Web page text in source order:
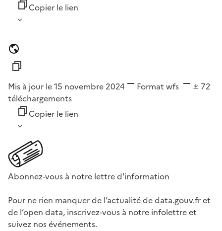
Copier le lien
Mis à jour le 15 novembre 2024 Format wfs
72
téléchargements
Copier le lien
Abonnez-vous à notre lettre d'information
Pour ne rien manquer de l’actualité de data.gouv.fr et
de l’open data, inscrivez-vous à notre infolettre et
suivez nos événements.